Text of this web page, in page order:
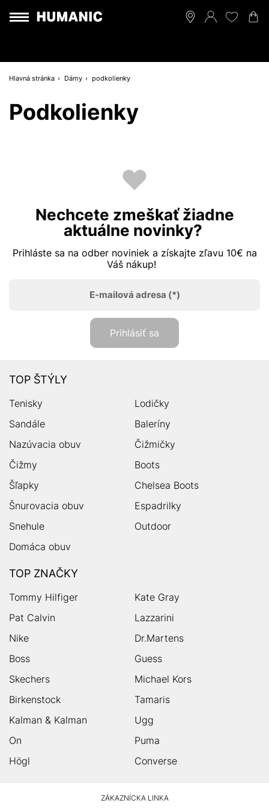
Hlavná stránka Dámy podkolienky
Podkolienky
Nechcete zmeškať žiadne
aktuálne novinky?
Prihláste sa na odber noviniek a získajte zľavu 10€ na
Váš nákup!
E-mailová adresa (*)
Prihlásiť sa
TOP ŠTÝLY
Tenisky
Lodičky
Sandále
Baleríny
Nazúvacia obuv
Čižmičky
Čižmy
Boots
Šľapky
Chelsea Boots
Šnurovacia obuv
Espadrilky
Snehule
Outdoor
Domáca obuv
TOP ZNAČKY
Tommy Hilfiger
Kate Gray
Pat Calvin
Lazzarini
Nike
Dr.Martens
Boss
Guess
Skechers
Michael Kors
Birkenstock
Tamaris
Kalman & Kalman
Ugg
On
Puma
Högl
Converse
ZÁKAZNÍCKA LINKA